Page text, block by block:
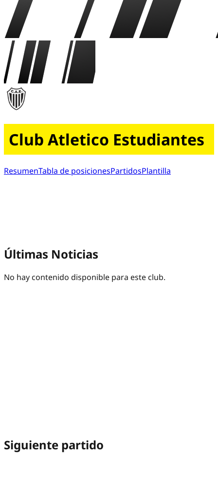
Club Atletico Estudiantes
ResumenTabla de posicionesPartidosPlantilla
Últimas Noticias
No hay contenido disponible para este club.
Siguiente partido